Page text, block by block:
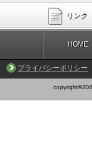
リンク
HOME
プライバシーポリシー